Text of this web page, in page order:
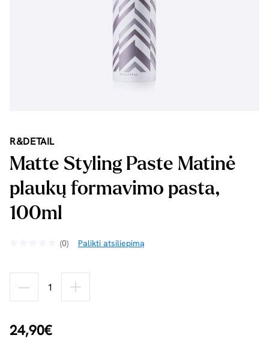
R&DETAIL
Matte Styling Paste Matinė
plaukų formavimo pasta,
100ml
(0) Palikti atsiliepimą
24,90€